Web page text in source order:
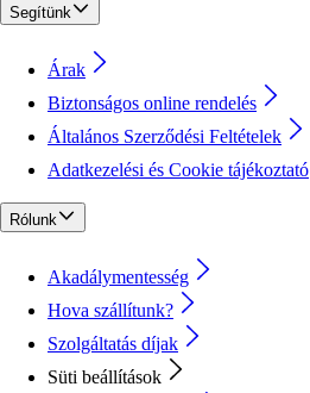
Segítünk
Árak
Biztonságos online rendelés
Általános Szerződési Feltételek
Adatkezelési és Cookie tájékoztató
Rólunk
Akadálymentesség
Hova szállítunk?
Szolgáltatás díjak
Süti beállítások